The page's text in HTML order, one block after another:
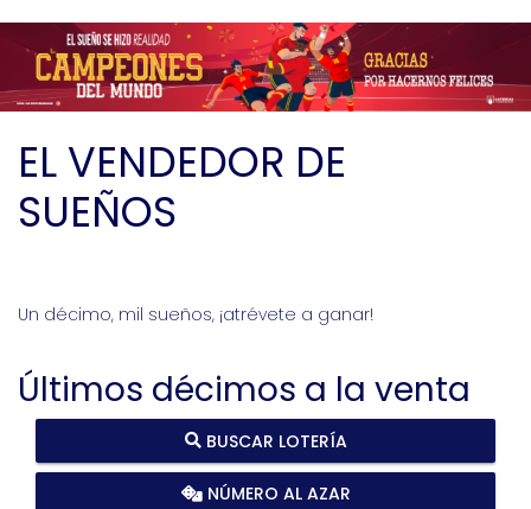
EL VENDEDOR DE
SUEÑOS
Un décimo, mil sueños, ¡atrévete a ganar!
Últimos décimos a la venta
BUSCAR LOTERÍA
NÚMERO AL AZAR